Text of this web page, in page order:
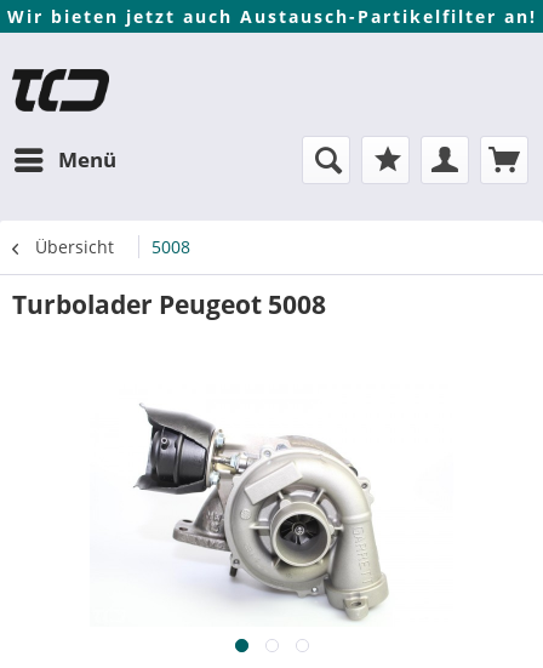
Wir bieten jetzt auch Austausch-Partikelfilter an!
Menü
Übersicht 5008
Turbolader Peugeot 5008